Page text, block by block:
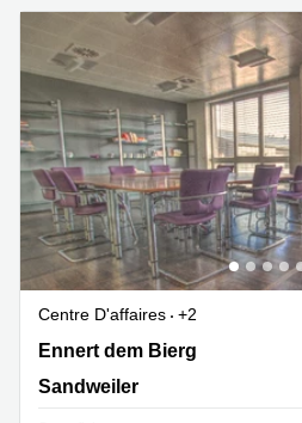
Centre D'affaires
+2
2b Ennert dem Bierg, Sandweiler
Ennert dem Bierg
Sandweiler